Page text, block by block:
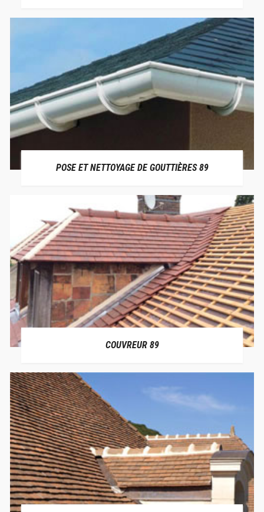
POSE ET NETTOYAGE DE GOUTTIÈRES 89
COUVREUR 89